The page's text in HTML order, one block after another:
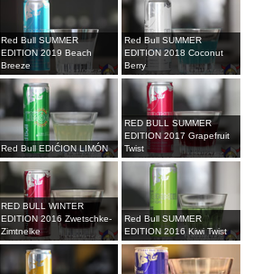
Red Bull SUMMER
EDITION 2019 Beach
Breeze
Red Bull SUMMER
EDITION 2018 Coconut
Berry
Red Bull EDIĆION LIMÓN
RED BULL SUMMER
EDITION 2017 Grapefruit
Twist
RED BULL WINTER
EDITION 2016 Zwetschke-
Zimtnelke
Red Bull SUMMER
EDITION 2016 Kiwi Twist